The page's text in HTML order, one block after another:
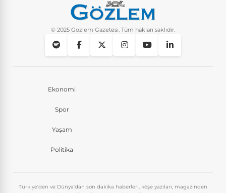
© 2025 Gözlem Gazetesi. Tüm hakları saklıdır.
Ekonomi
Spor
Yaşam
Politika
Türkiye'den ve Dünya'dan son dakika haberleri, köşe yazıları, magazinden